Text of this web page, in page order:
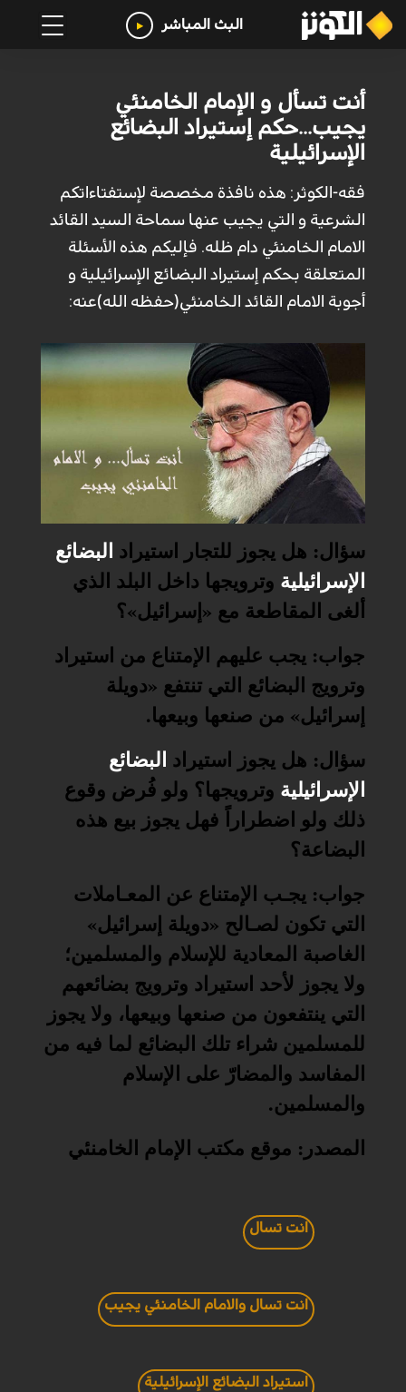
البث المباشر
أنت تسأل و الإمام الخامنئي
يجيب...حكم إستيراد البضائع
الإسرائيلية
فقه-الكوثر: هذه نافذة مخصصة لإستفتاءاتكم
الشرعية و التي يجيب عنها سماحة السيد القائد
الامام الخامنئي دام ظله. فإليكم هذه الأسئلة
المتعلقة بحكم إستيراد البضائع الإسرائيلية و
أجوبة الامام القائد الخامنئي(حفظه الله)عنه:
سؤال: هل يجوز للتجار استيراد البضائع
الإسرائيلية وترويجها داخل البلد الذي
ألغى المقاطعة مع «إسرائيل»؟
جواب: يجب عليهم الإمتناع من استيراد
وترويج البضائع التي تنتفع «دويلة
إسرائيل» من صنعها وبيعها.
سؤال: هل يجوز استيراد البضائع
الإسرائيلية وترويجها؟ ولو فُرض وقوع
ذلك ولو اضطراراً فهل يجوز بيع هذه
البضاعة؟
جواب: يجـب الإمتناع عن المعـاملات
التي تكون لصـالح «دويلة إسرائيل»
الغاصبة المعادية للإسلام والمسلمين؛
ولا يجوز لأحد استيراد وترويج بضائعهم
التي ينتفعون من صنعها وبيعها، ولا يجوز
للمسلمين شراء تلك البضائع لما فيه من
المفاسد والمضارّ على الإسلام
والمسلمين.
المصدر: موقع مكتب الإمام الخامنئي
انت تسال
انت تسال والامام الخامنئي يجيب
استيراد البضائع الإسرائيلية